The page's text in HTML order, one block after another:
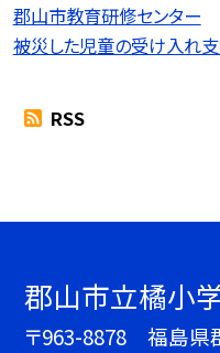
郡山市教育研修センター
被災した児童の受け入れ
RSS
郡山市立橘小
〒963-8878 福島県